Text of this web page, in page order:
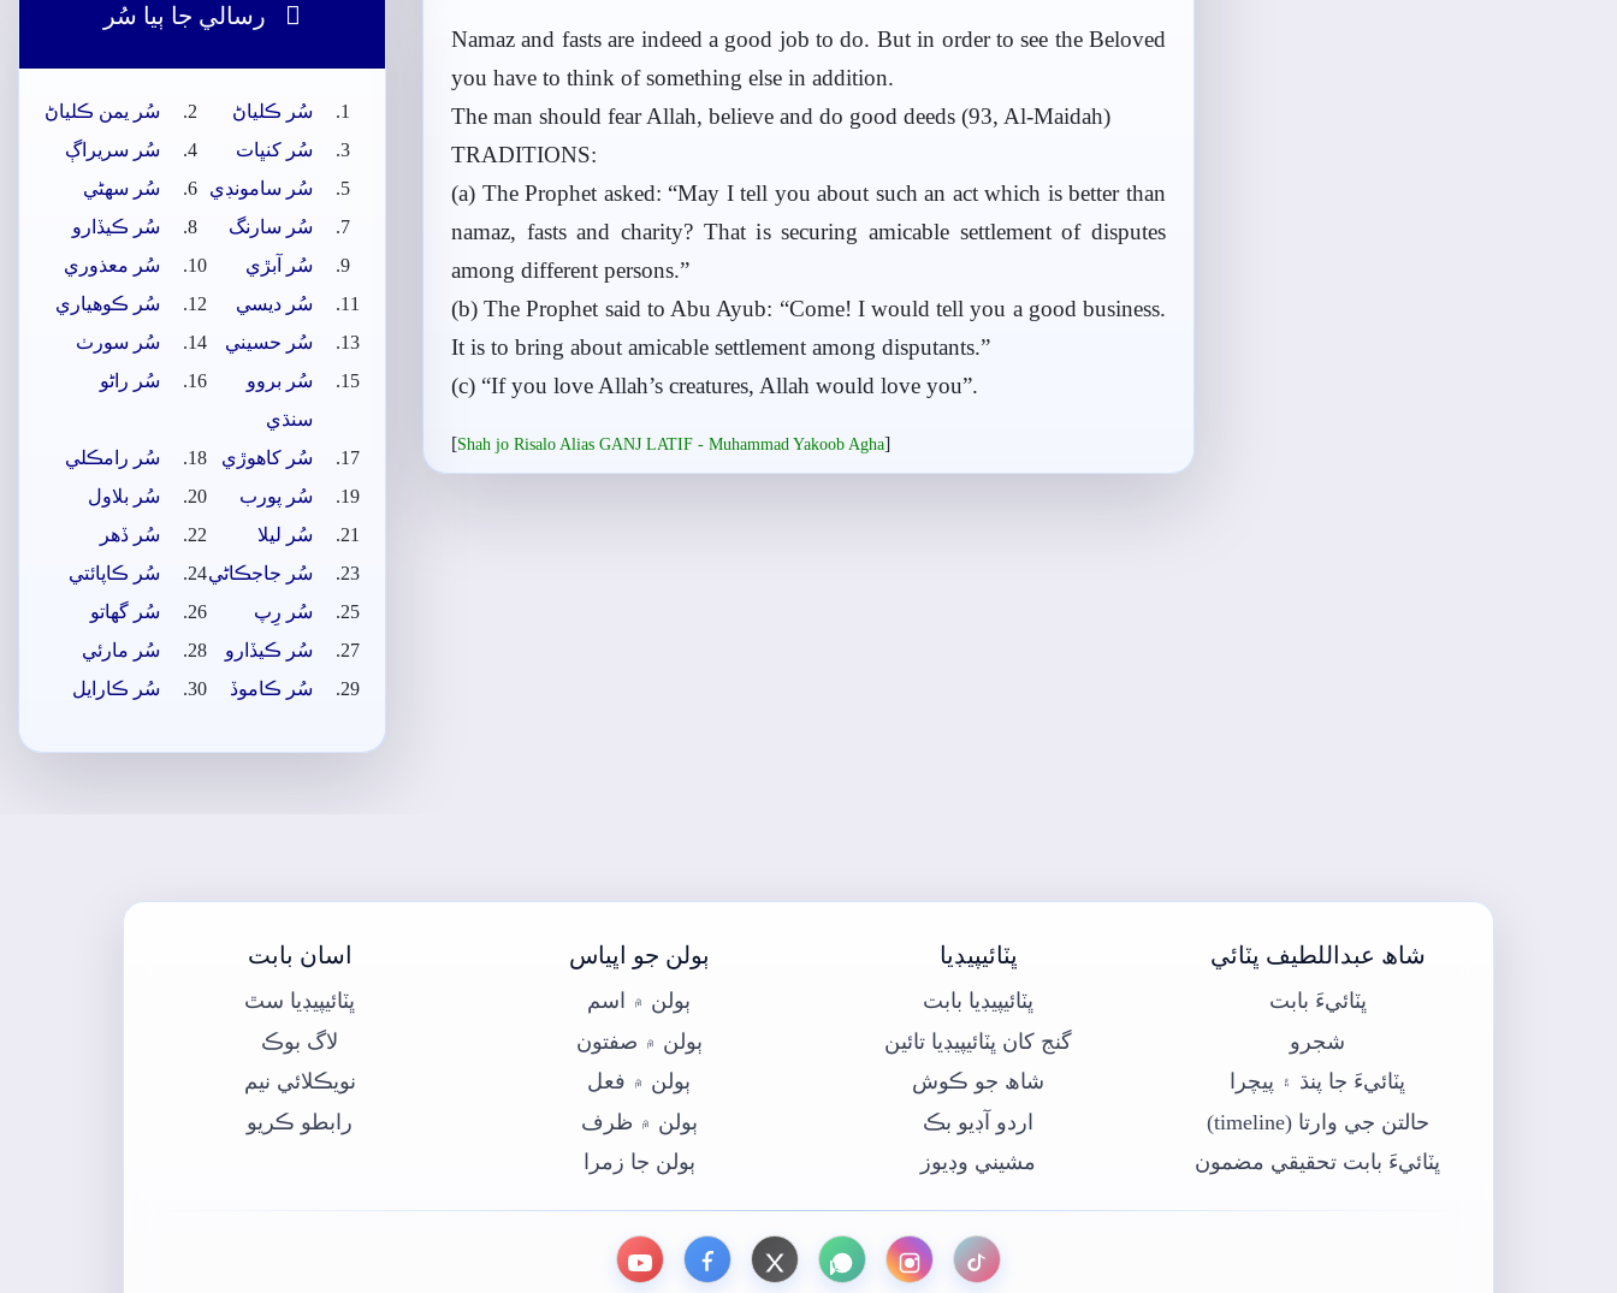
Namaz and fasts are indeed a good job to do. But in order to see the Beloved
you have to think of something else in addition.
The man should fear Allah, believe and do good deeds (93, Al-Maidah)
TRADITIONS:
(a) The Prophet asked: “May I tell you about such an act which is better than
namaz, fasts and charity? That is securing amicable settlement of disputes
among different persons.”
(b) The Prophet said to Abu Ayub: “Come! I would tell you a good business.
It is to bring about amicable settlement among disputants.”
(c) “If you love Allah’s creatures, Allah would love you”.
[Shah jo Risalo Alias GANJ LATIF - Muhammad Yakoob Agha]
 رسالي جا ٻيا سُر
سُر ڪلياڻ
سُر يمن ڪلياڻ
سُر کنڀات
سُر سريراڳ
سُر سامونڊي
سُر سھڻي
سُر سارنگ
سُر ڪيڏارو
سُر آبڙي
سُر معذوري
سُر ديسي
سُر ڪوھياري
سُر حسيني
سُر سورٺ
سُر بروو
سنڌي
سُر راڻو
سُر کاھوڙي
سُر رامڪلي
سُر پورب
سُر بلاول
سُر ليلا
سُر ڏھر
سُر جاجڪاڻي
سُر ڪاپائتي
سُر رِپ
سُر گهاتو
سُر ڪيڏارو
سُر مارئي
سُر ڪاموڏ
سُر ڪارايل
شاھ عبداللطيف ڀٽائي
ڀٽائيءَ بابت
شجرو
ڀٽائيءَ جا پنڌ ۽ پيچرا
حالتن جي وارتا (timeline)
ڀٽائيءَ بابت تحقيقي مضمون
ڀٽائيپيڊيا
ڀٽائيپيڊيا بابت
گنج کان ڀٽائيپيڊيا تائين
شاھ جو ڪوش
اردو آڊيو بڪ
مشيني وڊيوز
ٻولن جو اڀياس
ٻولن ۾ اسم
ٻولن ۾ صفتون
ٻولن ۾ فعل
ٻولن ۾ ظرف
ٻولن جا زمرا
اسان بابت
ڀٽائيپيڊيا سٿ
لاگ بوڪ
نويڪلائي نيم
رابطو ڪريو